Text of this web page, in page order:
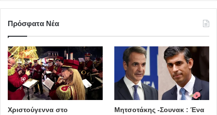
Πρόσφατα Νέα
Χριστούγεννα στο
Μητσοτάκης -Σουνακ : Ένα